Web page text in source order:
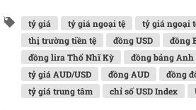
tỷ giá tỷ giá ngoại tệ tỷ giá ngoại
thị trường tiền tệ
đồng USD đồng
đồng lira Thổ Nhĩ Kỳ
đồng bảng Anh
tỷ giá AUD/USD
đồng AUD đồng
tỷ giá trung tâm
chỉ số USD Index